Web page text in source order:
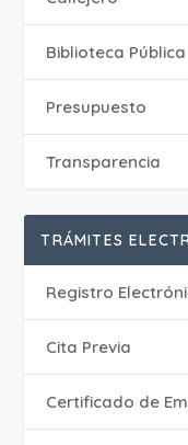
Biblioteca Pública
Presupuesto
Transparencia
TRÁMITES
Registro
Cita Previa
Certificado de